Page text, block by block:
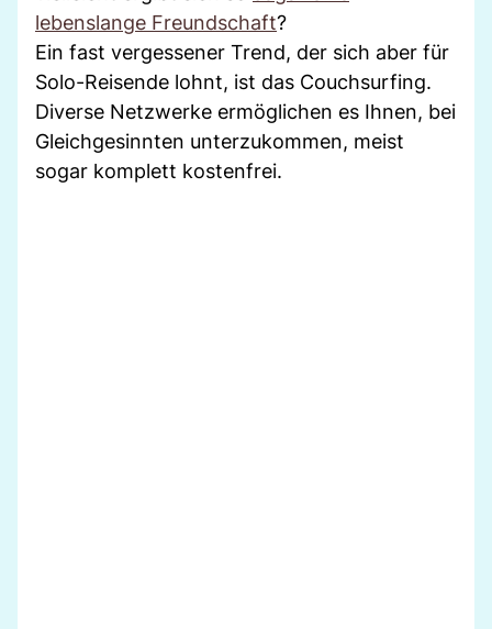
lebenslange Freundschaft?
Ein fast vergessener Trend, der sich aber für
Solo-Reisende lohnt, ist das Couchsurfing.
Diverse Netzwerke ermöglichen es Ihnen, bei
Gleichgesinnten unterzukommen, meist
sogar komplett kostenfrei.